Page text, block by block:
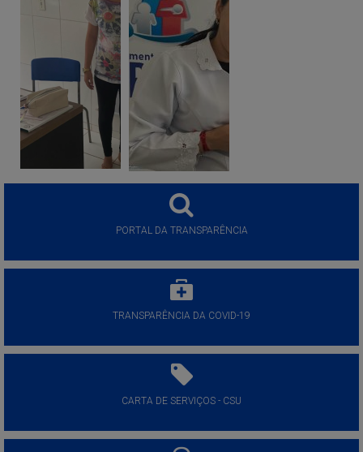
PORTAL DA TRANSPARÊNCIA
TRANSPARÊNCIA DA COVID-19
CARTA DE SERVIÇOS - CSU